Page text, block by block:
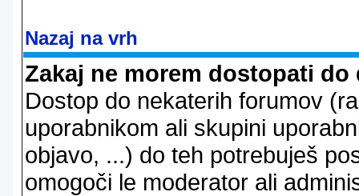
Nazaj na vrh
Zakaj ne morem dostopati
Dostop do nekaterih forumov
uporabnikom ali skupini
objavo, ...) do teh potrebuješ
omogoči le moderator ali